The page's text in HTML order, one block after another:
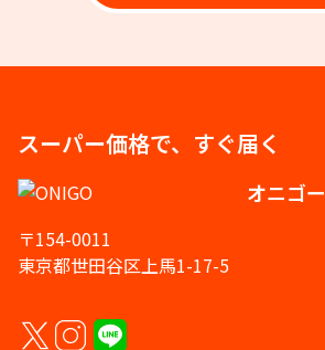
スーパー価格で、すぐ届く
オニゴー
〒154-0011
東京都世田谷区上馬1-17-5